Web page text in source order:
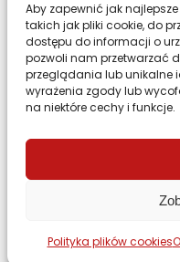
Aby zapewnić jak
takich jak pliki cookie, do
dostępu do informacji o
pozwoli nam przetwarzać
przeglądania lub unikalne
wyrażenia zgody lub
na niektóre cechy i funkcje.
Polityka plików cookies
Design &
Przewiń stronę